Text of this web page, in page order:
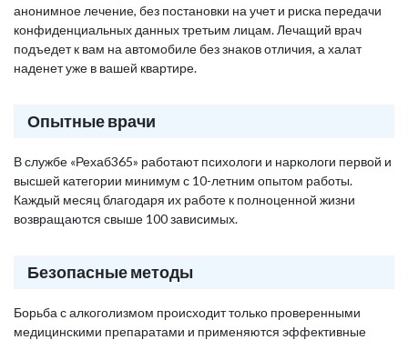
анонимное лечение, без постановки на учет и риска передачи
конфиденциальных данных третьим лицам. Лечащий врач
подъедет к вам на автомобиле без знаков отличия, а халат
наденет уже в вашей квартире.
Опытные врачи
В службе «Рехаб365» работают психологи и наркологи первой и
высшей категории минимум с 10-летним опытом работы.
Каждый месяц благодаря их работе к полноценной жизни
возвращаются свыше 100 зависимых.
Безопасные методы
Борьба с алкоголизмом происходит только проверенными
медицинскими препаратами и применяются эффективные